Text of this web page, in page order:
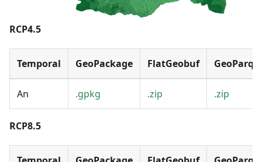
RCP4.5
Temporal GeoPackage FlatGeobuf
An .gpkg .zip .zip
RCP8.5